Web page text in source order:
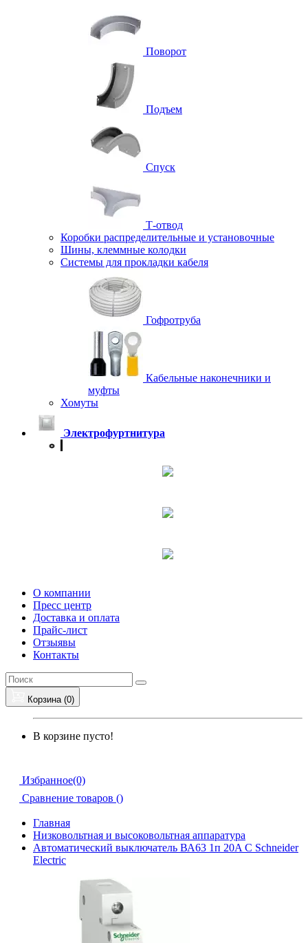
Поворот
Подъем
Спуск
Т-отвод
Коробки распределительные и установочные
Шины, клеммные колодки
Системы для прокладки кабеля
Гофротруба
Кабельные наконечники и
муфты
Хомуты
Электрофуртнитура
О компании
Пресс центр
Доставка и оплата
Прайс-лист
Отзыявы
Контакты
Корзина (0)
В корзине пусто!
Избранное(0)
Сравнение товаров ()
Главная
Низковольтная и высоковольтная аппаратура
Автоматический выключатель ВА63 1п 20A C Schneider
Electric